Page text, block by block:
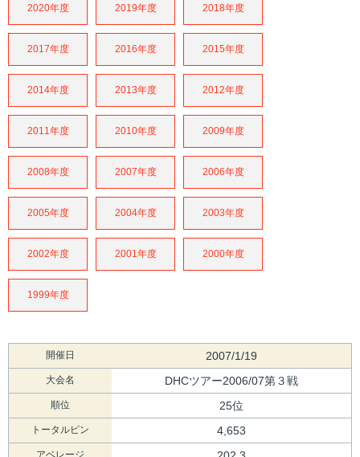
2020年度 2019年度 2018年度
2017年度 2016年度 2015年度
2014年度 2013年度 2012年度
2011年度 2010年度 2009年度
2008年度 2007年度 2006年度
2005年度 2004年度 2003年度
2002年度 2001年度 2000年度
1999年度
開催日 2007/1/19
大会名 DHCツアー2006/07第３戦
順位 25位
トータルピン 4,653
アベレージ